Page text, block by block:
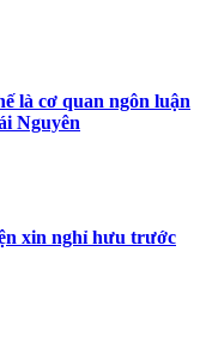
là cơ quan ngôn luận
Nguyên
xin nghỉ hưu trước